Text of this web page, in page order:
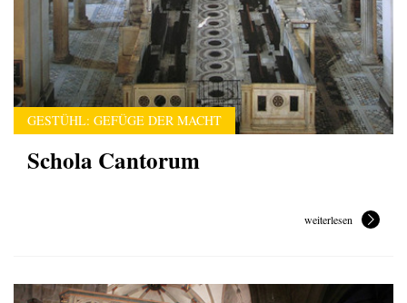
GESTÜHL: GEFÜGE DER MACHT
Schola Cantorum
weiterlesen